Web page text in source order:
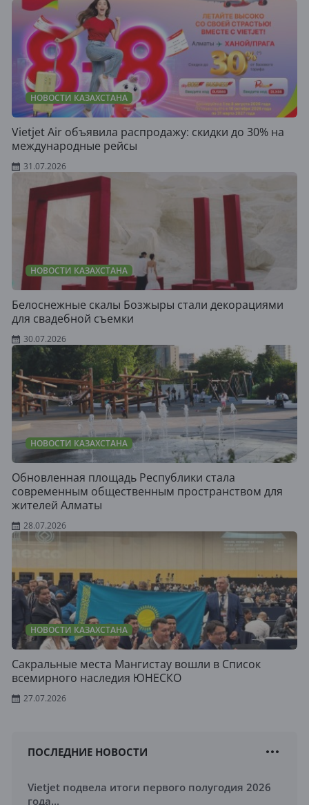
НОВОСТИ КАЗАХСТАНА
Vietjet Air объявила распродажу: скидки до 30% на
международные рейсы
31.07.2026
НОВОСТИ КАЗАХСТАНА
Белоснежные скалы Бозжыры стали декорациями
для свадебной съемки
30.07.2026
НОВОСТИ КАЗАХСТАНА
Обновленная площадь Республики стала
современным общественным пространством для
жителей Алматы
28.07.2026
НОВОСТИ КАЗАХСТАНА
Сакральные места Мангистау вошли в Список
всемирного наследия ЮНЕСКО
27.07.2026
ПОСЛЕДНИЕ НОВОСТИ
Vietjet подвела итоги первого полугодия 2026
года...